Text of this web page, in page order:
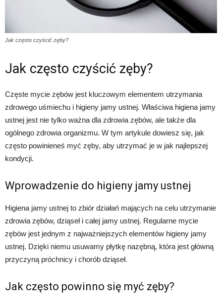
Jak często czyścić zęby?
Jak często czyścić zęby?
Częste mycie zębów jest kluczowym elementem utrzymania
zdrowego uśmiechu i higieny jamy ustnej. Właściwa higiena jamy
ustnej jest nie tylko ważna dla zdrowia zębów, ale także dla
ogólnego zdrowia organizmu. W tym artykule dowiesz się, jak
często powinieneś myć zęby, aby utrzymać je w jak najlepszej
kondycji.
Wprowadzenie do higieny jamy ustnej
Higiena jamy ustnej to zbiór działań mających na celu utrzymanie
zdrowia zębów, dziąseł i całej jamy ustnej. Regularne mycie
zębów jest jednym z najważniejszych elementów higieny jamy
ustnej. Dzięki niemu usuwamy płytkę nazębną, która jest główną
przyczyną próchnicy i chorób dziąseł.
Jak często powinno się myć zęby?